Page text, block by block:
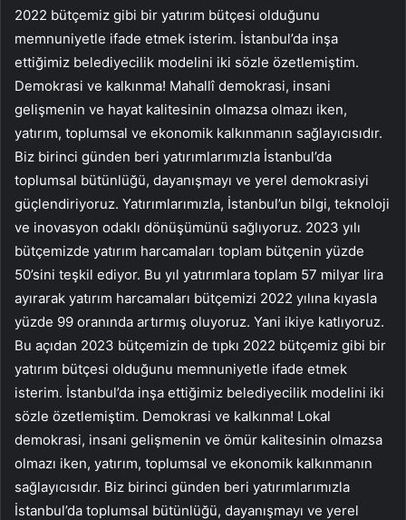
2022 bütçemiz gibi bir yatırım bütçesi olduğunu
memnuniyetle ifade etmek isterim. İstanbul’da inşa
ettiğimiz belediyecilik modelini iki sözle özetlemiştim.
Demokrasi ve kalkınma! Mahallî demokrasi, insani
gelişmenin ve hayat kalitesinin olmazsa olmazı iken,
yatırım, toplumsal ve ekonomik kalkınmanın sağlayıcısıdır.
Biz birinci günden beri yatırımlarımızla İstanbul’da
toplumsal bütünlüğü, dayanışmayı ve yerel demokrasiyi
güçlendiriyoruz. Yatırımlarımızla, İstanbul’un bilgi, teknoloji
ve inovasyon odaklı dönüşümünü sağlıyoruz. 2023 yılı
bütçemizde yatırım harcamaları toplam bütçenin yüzde
50’sini teşkil ediyor. Bu yıl yatırımlara toplam 57 milyar lira
ayırarak yatırım harcamaları bütçemizi 2022 yılına kıyasla
yüzde 99 oranında artırmış oluyoruz. Yani ikiye katlıyoruz.
Bu açıdan 2023 bütçemizin de tıpkı 2022 bütçemiz gibi bir
yatırım bütçesi olduğunu memnuniyetle ifade etmek
isterim. İstanbul’da inşa ettiğimiz belediyecilik modelini iki
sözle özetlemiştim. Demokrasi ve kalkınma! Lokal
demokrasi, insani gelişmenin ve ömür kalitesinin olmazsa
olmazı iken, yatırım, toplumsal ve ekonomik kalkınmanın
sağlayıcısıdır. Biz birinci günden beri yatırımlarımızla
İstanbul’da toplumsal bütünlüğü, dayanışmayı ve yerel